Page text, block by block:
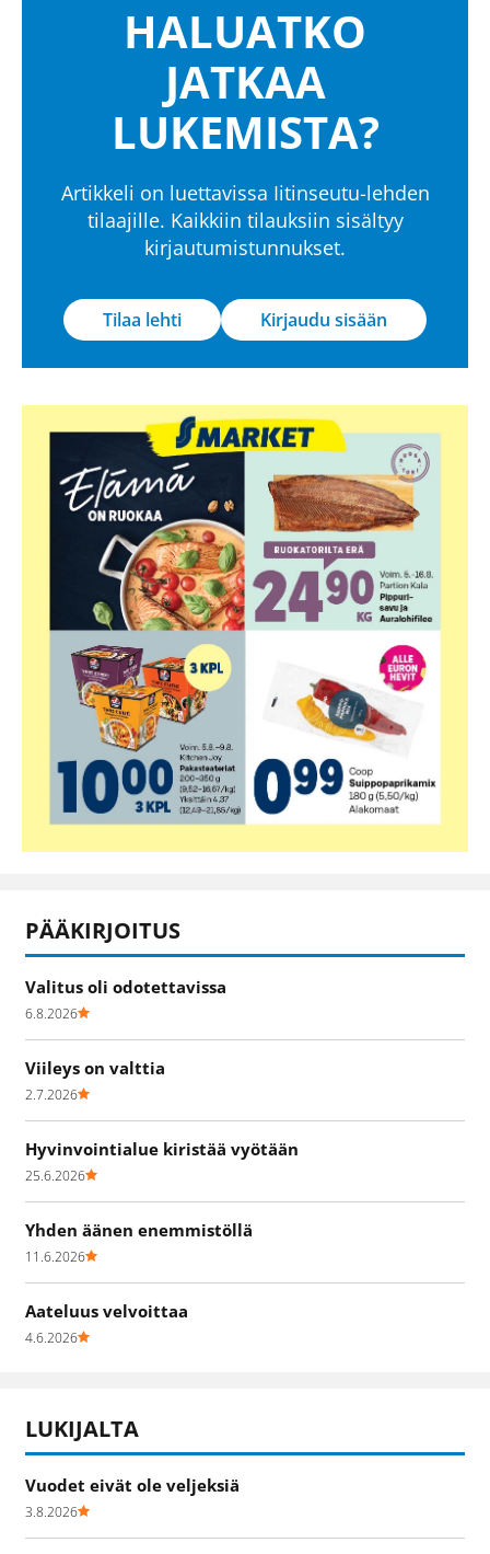
HALUATKO
JATKAA
LUKEMISTA?
Artikkeli on luettavissa Iitinseutu-lehden
tilaajille. Kaikkiin tilauksiin sisältyy
kirjautumistunnukset.
Tilaa lehti Kirjaudu sisään
PÄÄKIRJOITUS
Valitus oli odotettavissa
6.8.2026
Viileys on valttia
2.7.2026
Hyvinvointialue kiristää vyötään
25.6.2026
Yhden äänen enemmistöllä
11.6.2026
Aateluus velvoittaa
4.6.2026
LUKIJALTA
Vuodet eivät ole veljeksiä
3.8.2026